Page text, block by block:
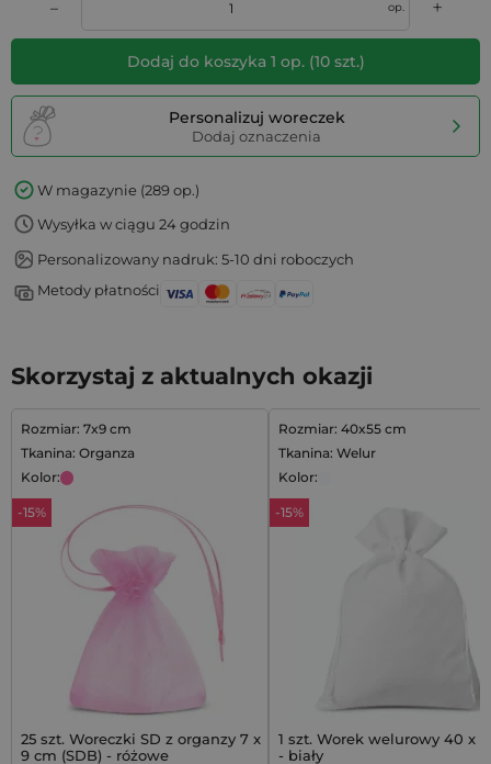
– op. +
Dodaj do koszyka 1 op. (10szt.)
Personalizuj woreczek
Dodaj oznaczenia
W magazynie (289 op.)
Wysyłka w ciągu 24 godzin
Personalizowany nadruk: 5-10 dni roboczych
Metody płatności
Skorzystaj z aktualnych okazji
Rozmiar: 7x9 cm
Tkanina: Organza
Kolor:
-15%
25 szt. Woreczki SD z organzy 7 x
9 cm (SDB) - różowe
Rozmiar: 40x55 cm
Tkanina: Welur
Kolor:
-15%
1 szt. Worek welurowy 40 x
- biały